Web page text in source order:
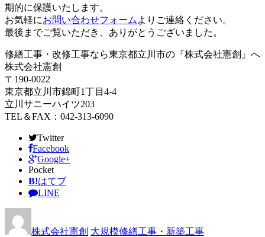
期的に保護いたします。
お気軽にお問い合わせフォーム よりご連絡ください。
最後までご覧いただき、ありがとうございました。
修繕工事・改修工事なら東京都立川市の『株式会社憲創』へ
株式会社憲創
〒190-0022
東京都立川市錦町1丁目4-4
立川サニーハイツ203
TEL＆FAX：042-313-6090
Twitter
Facebook
Google+
Pocket
B!はてブ
LINE
株式会社憲創 大規模修繕工事・新築工事